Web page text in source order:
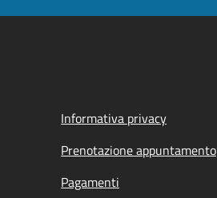
Informativa privacy
Prenotazione appuntamento
Pagamenti